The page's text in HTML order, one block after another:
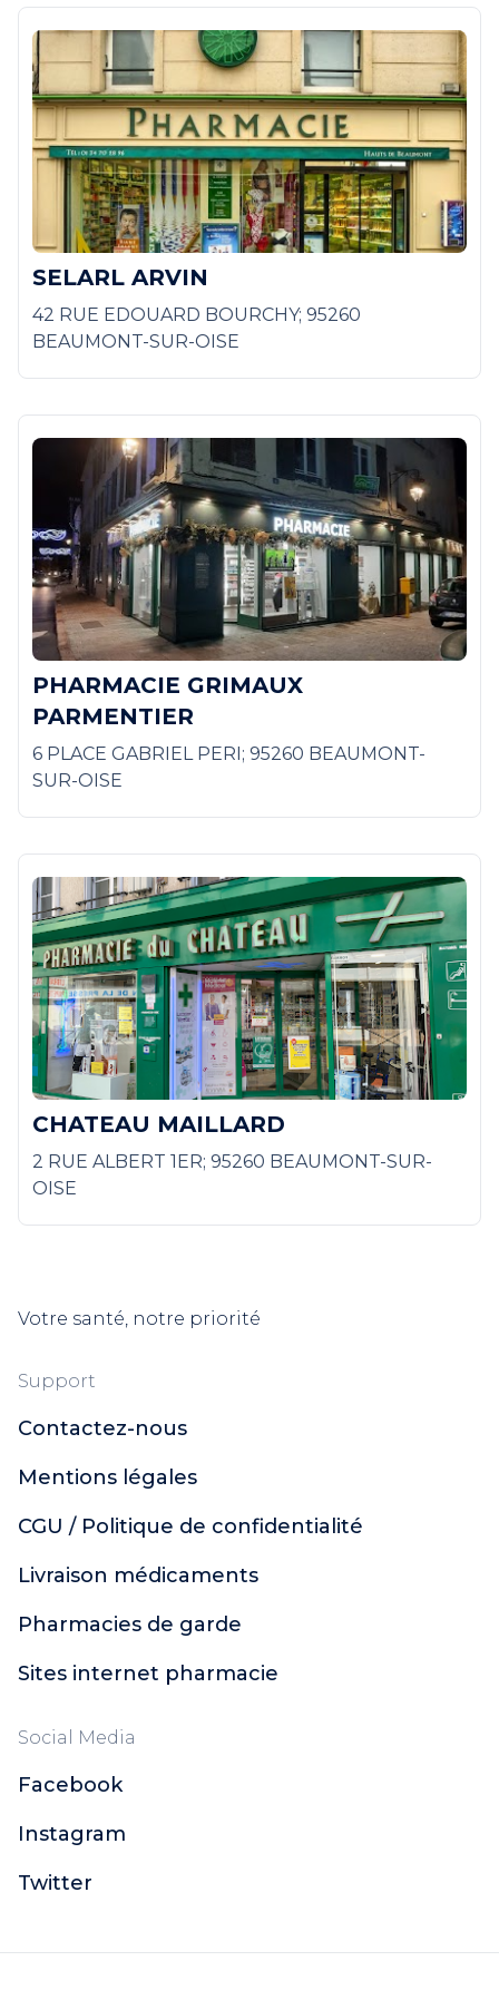
SELARL ARVIN
42 RUE EDOUARD BOURCHY; 95260
BEAUMONT-SUR-OISE
PHARMACIE GRIMAUX
PARMENTIER
6 PLACE GABRIEL PERI; 95260 BEAUMONT-
SUR-OISE
CHATEAU MAILLARD
2 RUE ALBERT 1ER; 95260 BEAUMONT-SUR-
OISE
Votre santé, notre priorité
Support
Contactez-nous
Mentions légales
CGU / Politique de confidentialité
Livraison médicaments
Pharmacies de garde
Sites internet pharmacie
Social Media
Facebook
Instagram
Twitter